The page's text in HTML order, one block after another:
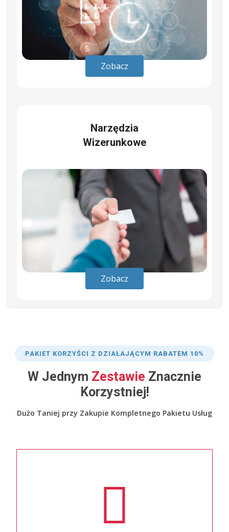
Zobacz
Narzędzia
Wizerunkowe
Zobacz
PAKIET KORZYŚCI Z DZIAŁAJĄCYM RABATEM 10%
W Jednym Zestawie Znacznie
Korzystniej!
Dużo Taniej przy Zakupie Kompletnego Pakietu Usług